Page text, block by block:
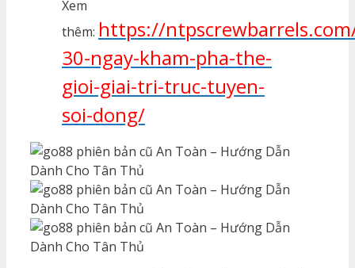
Xem
thêm: https://
30-ngay-kham-pha-the-
gioi-giai-tri-truc-tuyen-
soi-dong/